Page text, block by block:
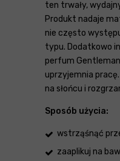
ten trwały,
Produkt nadaje
nie często
typu. Dodatkowo
perfum
uprzyjemnia
na słońcu i
Sposób użycia:
wstrząśnąć
zaaplikuj na